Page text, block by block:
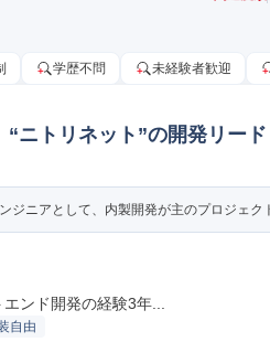
学歴不問 未経験者歓迎
ニトリネット”の開発リー
ジニアとして、内製開発が主のプロジェク
ンド開発の経験3年...
自由